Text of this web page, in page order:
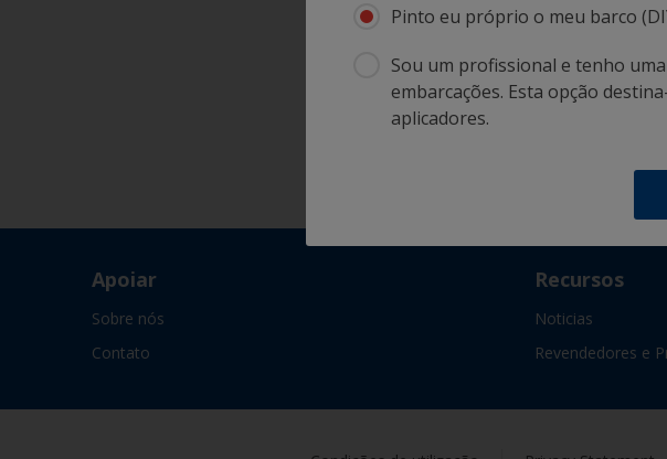
Pinto eu próprio o meu barco
Sou um profissional e tenho
embarcações. Esta opção
aplicadores.
Apoiar
Sobre nós
Contato
Recursos
Noticias
Revendedores e